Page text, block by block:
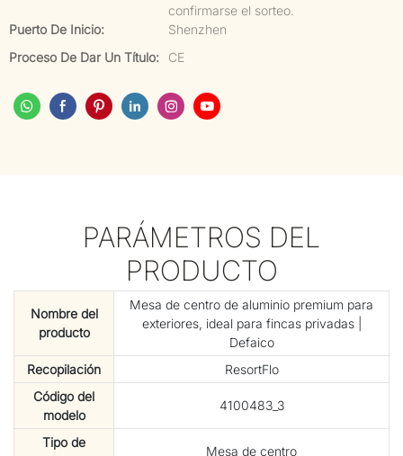
confirmarse el sorteo.
Puerto De Inicio:
Shenzhen
Proceso De Dar Un Título:
CE
PARÁMETROS DEL
PRODUCTO
Nombre del
producto
Mesa de centro de aluminio premium para
exteriores, ideal para fincas privadas |
Defaico
Recopilación
ResortFlo
Código del
modelo
4100483_3
Tipo de
Mesa de centro